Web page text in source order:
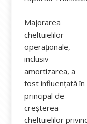
Majorarea
cheltuielilor
operaționale,
inclusiv
amortizarea, a
fost influențată în
principal de
creșterea
cheltuielilor